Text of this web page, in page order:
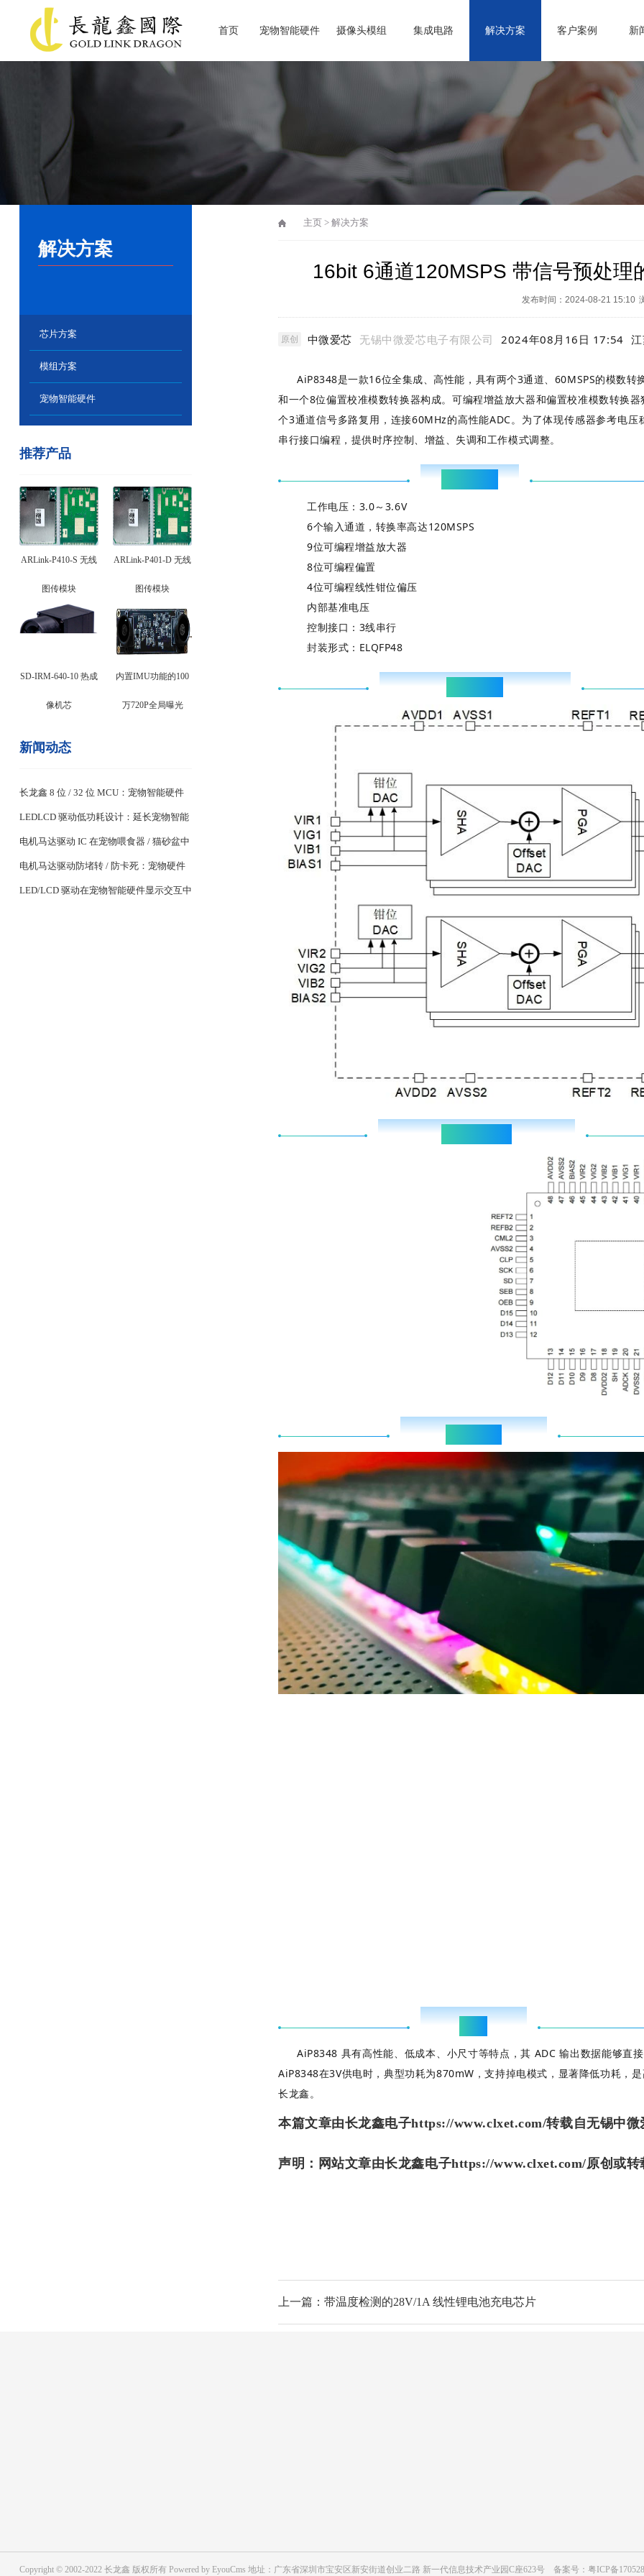
首页 宠物智能硬件 摄像头模组 集成电路 解决方案 客户案例 新
解决方案
芯片方案
模组方案
宠物智能硬件
推荐产品
ARLink-P410-S 无线
图传模块
ARLink-P401-D 无线
图传模块
SD-IRM-640-10 热成
像机芯
内置IMU功能的100
万720P全局曝光
新闻动态
长龙鑫 8 位 / 32 位 MCU：宠物智能硬件
专用芯片特性
LEDLCD 驱动低功耗设计：延长宠物智能
设备续航关键
电机马达驱动 IC 在宠物喂食器 / 猫砂盆中
的稳定控制设计
电机马达驱动防堵转 / 防卡死：宠物硬件
耐用性核心
LED/LCD 驱动在宠物智能硬件显示交互中
主页 > 解决方案
16bit 6通道120MSPS 带信号预处
发布时间：2024-08-21 15:10
原创 中微爱芯 无锡中微爱芯电子有限公司 2024年08月16日 17:54
AiP8348是一款16位全集成、高性能，具有两个3通道、60MSPS的模数
和一个8位偏置校准模数转换器构成。可编程增益放大器和偏置校准模数转换
个3通道信号多路复用，连接60MHz的高性能ADC。为了体现传感器参考电
串行接口编程，提供时序控制、增益、失调和工作模式调整。
Main feature
工作电压：3.0～3.6V
6个输入通道，转换率高达120MSPS
9位可编程增益放大器
8位可编程偏置
4位可编程线性钳位偏压
内部基准电压
控制接口：3线串行
封装形式：ELQFP48
Functional block diagram
Pin arrangement diagram
引脚排列图
Application field
Conclusion
AiP8348 具有高性能、低成本、小尺寸等特点，其 ADC 输出数据能够直
AiP8348在3V供电时，典型功耗为870mW，支持掉电模式，显著降低功耗，
长龙鑫。
本篇文章由长龙鑫电子https://www.clxet.com/转载自无锡中
声明：网站文章由长龙鑫电子https://www.clxet.com/原创或
上一篇：带温度检测的28V/1A 线性锂电池充电芯片
Copyright © 2002-2022 长龙鑫 版权所有 Powered by EyouCms 地址：广东省深圳市宝安区新安街道创业二路 新一代信息技术产业园C座623号 备案号： 粤ICP备